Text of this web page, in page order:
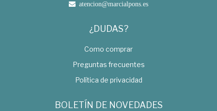
atencion@marcialpons.es
¿DUDAS?
Como comprar
Preguntas frecuentes
Política de privacidad
BOLETÍN DE NOVEDADES